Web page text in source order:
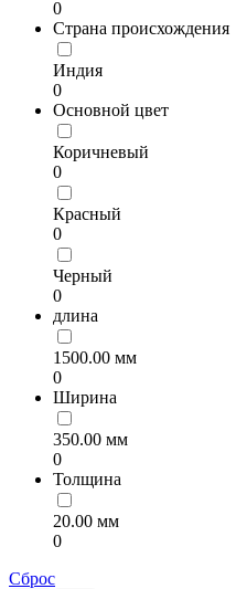
0
Страна происхождения
Индия
0
Основной цвет
Коричневый
0
Красный
0
Черный
0
длина
1500.00 мм
0
Ширина
350.00 мм
0
Толщина
20.00 мм
0
Сброс